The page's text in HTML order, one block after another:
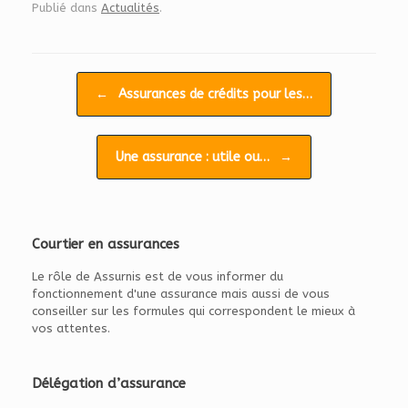
Publié dans Actualités.
← Assurances de crédits pour les…
Une assurance : utile ou… →
Courtier en assurances
Le rôle de Assurnis est de vous informer du
fonctionnement d'une assurance mais aussi de vous
conseiller sur les formules qui correspondent le mieux à
vos attentes.
Délégation d’assurance